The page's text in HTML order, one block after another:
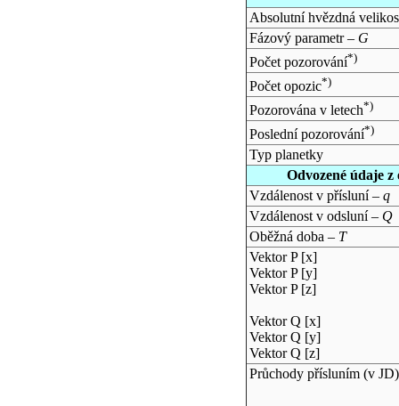
Absolutní hvězdná
Fázový parametr – G
Počet pozorování*)
Počet opozic*)
Pozorována v letech*)
Poslední pozorování*)
Typ planetky
Odvozené údaje
Vzdálenost v přísluní – q
Vzdálenost v odsluní – Q
Oběžná doba – T
Vektor P [x]
Vektor P [y]
Vektor P [z]
Vektor Q [x]
Vektor Q [y]
Vektor Q [z]
Průchody přísluním (v JD)